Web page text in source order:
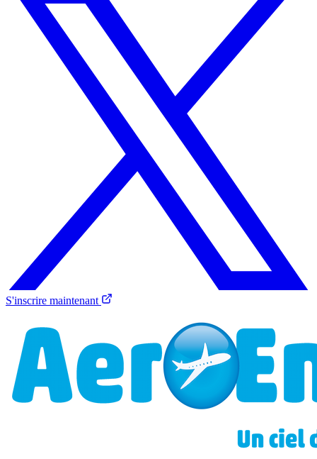
S'inscrire maintenant